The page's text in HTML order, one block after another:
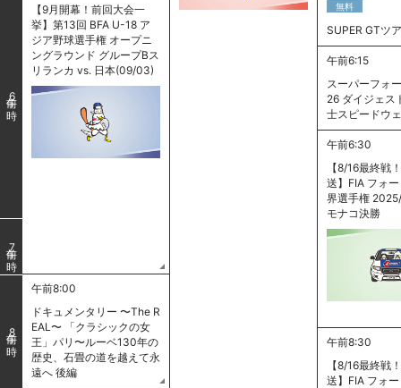
6
【9月開幕！前回大会一
挙】第13回 BFA U-18 ア
ジア野球選手権 オープニ
ングラウンド グループBス
リランカ vs. 日本(09/03)
無料
SUPER GTツ
午前6:15
スーパーフォ
26 ダイジェス
士スピードウ
午前6:30
【8/16最終戦
送】FIA フォ
界選手権
モナコ決勝
7
8
午前8:00
ドキュメンタリー 〜The R
EAL〜 「クラシックの女
王」パリ〜ルーベ130年の
歴史、石畳の道を越えて永
遠へ 後編
午前8:30
【8/16最終戦
送】FIA フォ